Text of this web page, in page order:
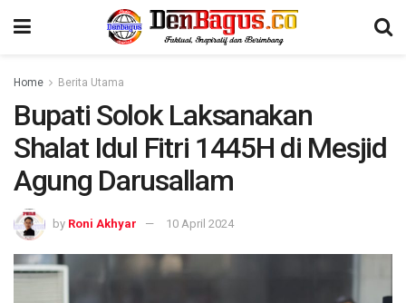
Home Berita Utama
Bupati Solok Laksanakan
Shalat Idul Fitri 1445H di Mesjid
Agung Darusallam
by Roni Akhyar 10 April 2024